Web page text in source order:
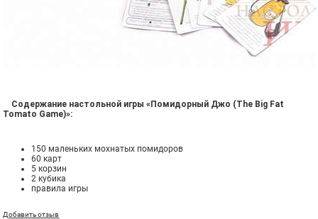
Содержание настольной игры «Помидорный Джо (The Big Fat
Tomato Game)»:
150 маленьких мохнатых помидоров
60 карт
5 корзин
2 кубика
правила игры
Добавить отзыв